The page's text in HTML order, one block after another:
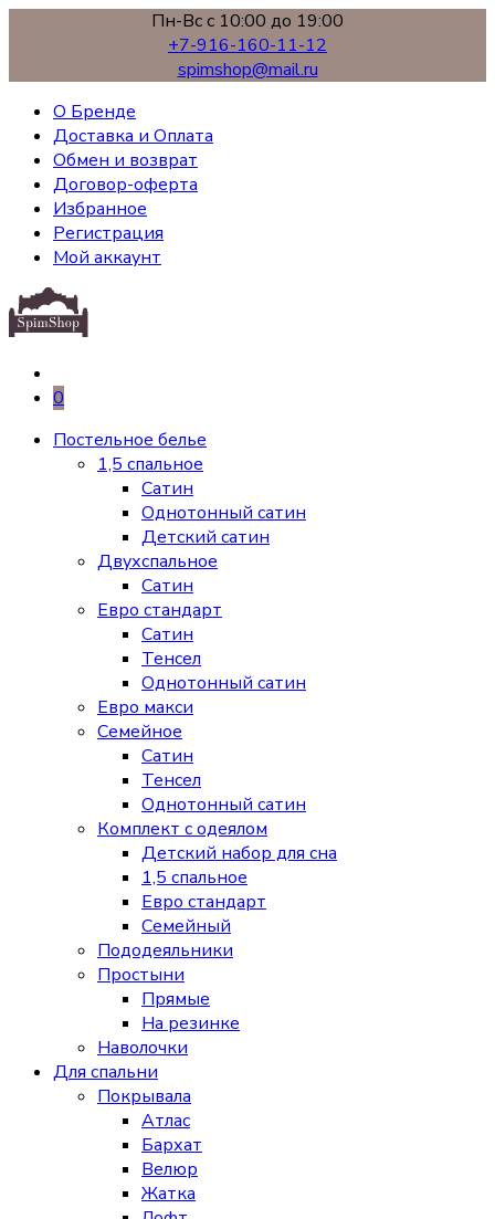
Пн-Вс с 10:00 до 19:00
+7-916-160-11-12
spimshop@mail.ru
О Бренде
Доставка и Оплата
Обмен и возврат
Договор-оферта
Избранное
Регистрация
Мой аккаунт
0
Постельное белье
1,5 спальное
Сатин
Однотонный сатин
Детский сатин
Двухспальное
Сатин
Евро стандарт
Сатин
Тенсел
Однотонный сатин
Евро макси
Семейное
Сатин
Тенсел
Однотонный сатин
Комплект с одеялом
Детский набор для сна
1,5 спальное
Евро стандарт
Семейный
Пододеяльники
Простыни
Прямые
На резинке
Наволочки
Для спальни
Покрывала
Атлас
Бархат
Велюр
Жатка